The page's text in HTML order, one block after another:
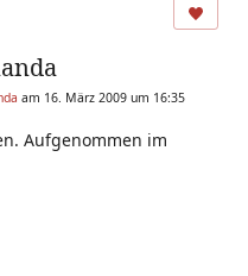
am 16. März 2009 um 16:35
Aufgenommen im